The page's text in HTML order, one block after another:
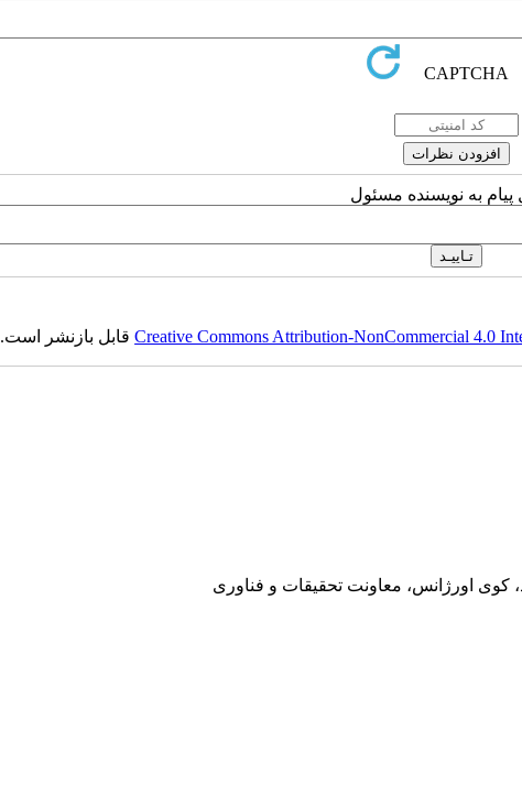
پیام به نویسنده مسئول
Creative Commons Attribution-NonCommercial 4.0قابل بازنشر است.
کوی اورژانس، معاونت تحقیقات و فناوری